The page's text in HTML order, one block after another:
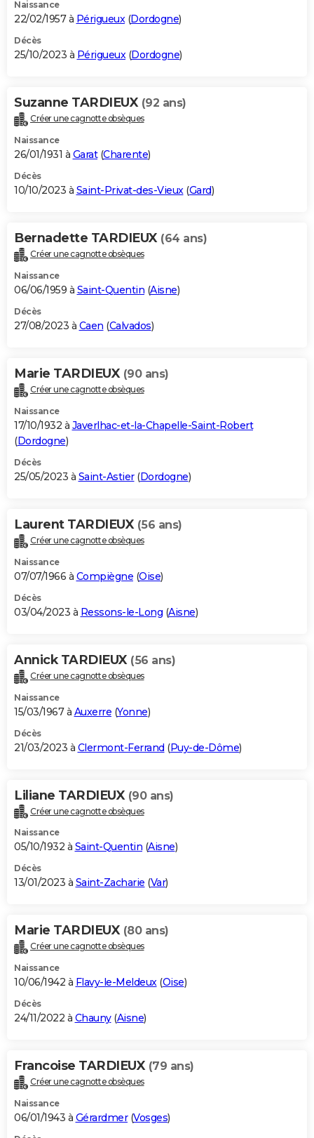
Naissance
22/02/1957 à Périgueux(Dordogne)
Décès
25/10/2023 à Périgueux(Dordogne)
Suzanne TARDIEUX (92 ans)
Créer une cagnotte obsèques
Naissance
26/01/1931 à Garat(Charente)
Décès
10/10/2023 à Saint-Privat-des-Vieux(Gard)
Bernadette TARDIEUX (64 ans)
Créer une cagnotte obsèques
Naissance
06/06/1959 à Saint-Quentin (Aisne)
Décès
27/08/2023 à Caen (Calvados)
Marie TARDIEUX (90 ans)
Créer une cagnotte obsèques
Naissance
17/10/1932 à Javerlhac-et-la-Chapelle-Saint-Robert
(Dordogne)
Décès
25/05/2023 à Saint-Astier(Dordogne)
Laurent TARDIEUX (56 ans)
Créer une cagnotte obsèques
Naissance
07/07/1966 à Compiègne (Oise)
Décès
03/04/2023 à Ressons-le-Long (Aisne)
Annick TARDIEUX (56 ans)
Créer une cagnotte obsèques
Naissance
15/03/1967 à Auxerre (Yonne)
Décès
21/03/2023 à Clermont-Ferrand (Puy-de-Dôme)
Liliane TARDIEUX (90 ans)
Créer une cagnotte obsèques
Naissance
05/10/1932 à Saint-Quentin (Aisne)
Décès
13/01/2023 à Saint-Zacharie (Var)
Marie TARDIEUX (80 ans)
Créer une cagnotte obsèques
Naissance
10/06/1942 à Flavy-le-Meldeux(Oise)
Décès
24/11/2022 à Chauny(Aisne)
Francoise TARDIEUX (79 ans)
Créer une cagnotte obsèques
Naissance
06/01/1943 à Gérardmer(Vosges)